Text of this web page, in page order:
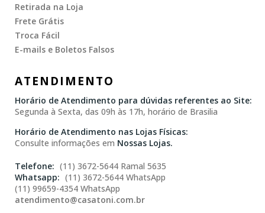
Retirada na Loja
Frete Grátis
Troca Fácil
E-mails e Boletos Falsos
ATENDIMENTO
Horário de Atendimento para dúvidas referentes ao Site:
Segunda à Sexta, das 09h às 17h, horário de Brasilia
Horário de Atendimento nas Lojas Físicas:
Consulte informações em Nossas Lojas.
(11) 3672-5644 Ramal 5635
(11) 3672-5644 WhatsApp
(11) 99659-4354 WhatsApp
atendimento@casatoni.com.br